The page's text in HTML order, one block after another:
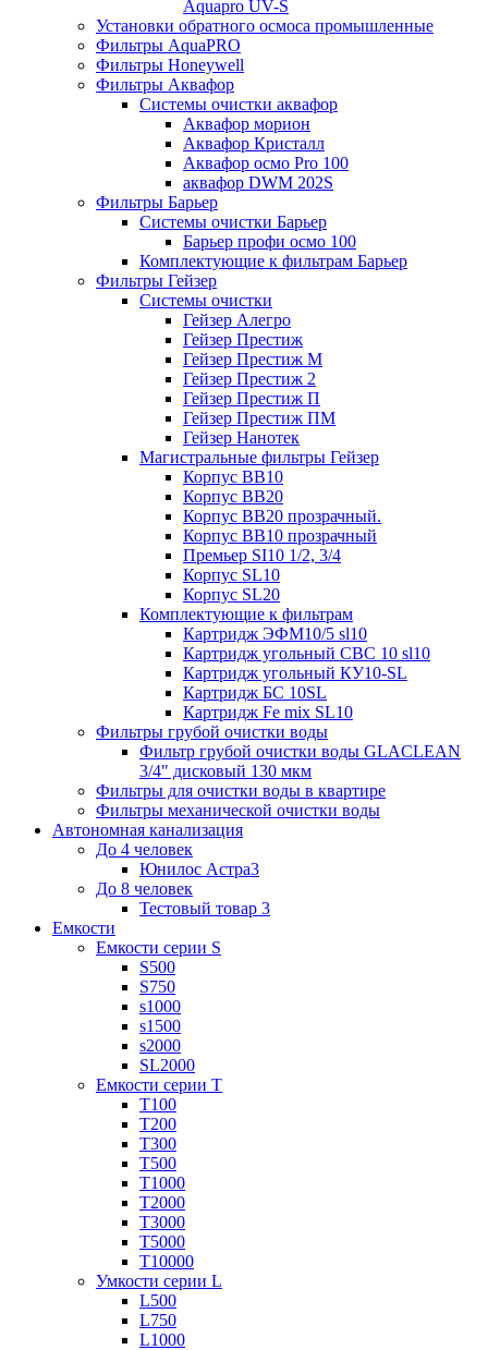
Aquapro UV-S
Установки обратного осмоса промышленные
Фильтры AquaPRO
Фильтры Honeywell
Фильтры Аквафор
Системы очистки аквафор
Аквафор морион
Аквафор Кристалл
Аквафор осмо Pro 100
аквафор DWM 202S
Фильтры Барьер
Системы очистки Барьер
Барьер профи осмо 100
Комплектующие к фильтрам Барьер
Фильтры Гейзер
Системы очистки
Гейзер Алегро
Гейзер Престиж
Гейзер Престиж М
Гейзер Престиж 2
Гейзер Престиж П
Гейзер Престиж ПМ
Гейзер Нанотек
Магистральные фильтры Гейзер
Корпус ВВ10
Корпус ВВ20
Корпус ВВ20 прозрачный.
Корпус ВВ10 прозрачный
Премьер SI10 1/2, 3/4
Корпус SL10
Корпус SL20
Комплектующие к фильтрам
Картридж ЭФМ10/5 sl10
Картридж угольный СВС 10 sl10
Картридж угольный КУ10-SL
Картридж БС 10SL
Картридж Fe mix SL10
Фильтры грубой очистки воды
Фильтр грубой очистки воды GLACLEAN
3/4" дисковый 130 мкм
Фильтры для очистки воды в квартире
Фильтры механической очистки воды
Автономная канализация
До 4 человек
Юнилос Астра3
До 8 человек
Тестовый товар 3
Емкости
Емкости серии S
S500
S750
s1000
s1500
s2000
SL2000
Емкости серии Т
Т100
Т200
Т300
Т500
Т1000
Т2000
Т3000
Т5000
Т10000
Умкости серии L
L500
L750
L1000